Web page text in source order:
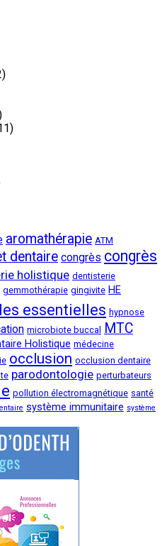
aromathérapie ATM
dentaire congrès congrès
holistique dentisterie
gemmothérapie gingivite HE
essentielles hypnose
microbiote buccal MTC
Holistique médecine
occlusion occlusion dentaire
parodontologie perturbateurs
pollution électromagnétique santé
système immunitaire système